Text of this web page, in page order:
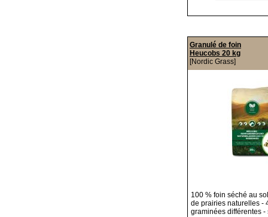
Granulé de foin
Heucobs 20 kg
[Nordic Grass]
100 % foin séché au
de prairies naturelles -
graminées différentes -